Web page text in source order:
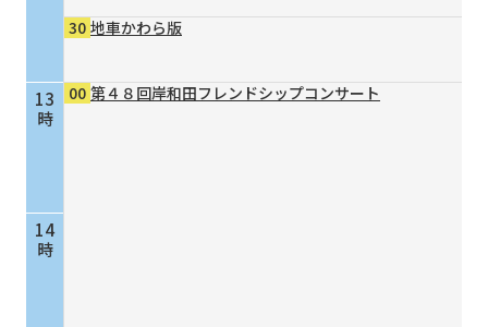
13
時
14
時
30 地車かわら版
00 第４８回岸和田フレンドシップコンサート